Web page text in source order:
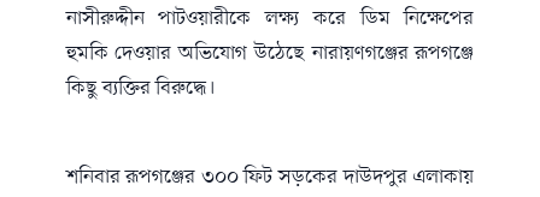
নাসীরুদ্দীন পাটওয়ারীকে লক্ষ্য করে ডিম নিক্ষেপের
হুমকি দেওয়ার অভিযোগ উঠেছে নারায়ণগঞ্জের রূপগঞ্জে
কিছু ব্যক্তির বিরুদ্ধে।
শনিবার রূপগঞ্জের ৩০০ ফিট সড়কের দাউদপুর এলাকায়